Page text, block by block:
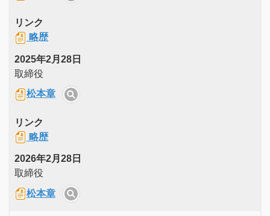
リンク
略歴
2025年2月28日
取締役
松本章
リンク
略歴
2026年2月28日
取締役
松本章